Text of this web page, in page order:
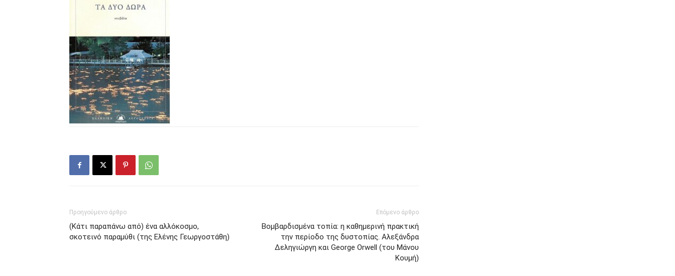
Προηγούμενο άρθρο
(Κάτι παραπάνω από) ένα αλλόκοσμο,
σκοτεινό παραμύθι (της Ελένης Γεωργοστάθη)
Επόμενο άρθρο
Βομβαρδισμένα τοπία: η καθημερινή πρακτική
την περίοδο της δυστοπίας. Αλεξάνδρα
Δεληγιώργη και George Orwell (του Μάνου
Κουμή)